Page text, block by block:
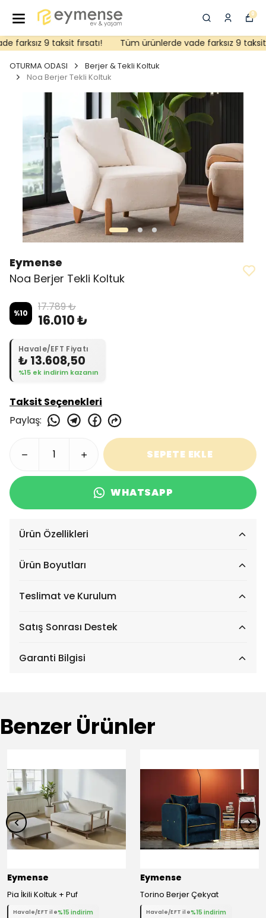
0
farksız 9 taksit fırsatı! Tüm ürünlerde vade farksız 9 taksit
OTURMA ODASI
Berjer & Tekli Koltuk
Noa Berjer Tekli Koltuk
Eymense
Noa Berjer Tekli Koltuk
%10 17.789 ₺
16.010 ₺
Havale/EFT Fiyatı
₺ 13.608,50
%15 ek indirim kazanın
Taksit Seçenekleri
Paylaş:
SEPETE EKLE
WHATSAPP
Ürün Özellikleri
Ürün Boyutları
Teslimat ve Kurulum
Satış Sonrası Destek
Garanti Bilgisi
Benzer Ürünler
Eymense
Pia İkili Koltuk + Puf
Havale/EFT ile%15 indirim
Eymense
Torino Berjer Çekyat
Havale/EFT ile%15 indirim